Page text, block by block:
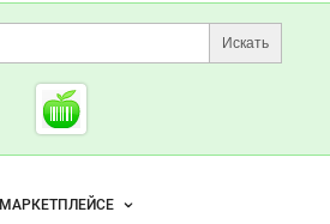
информация
Поиск по сайту и
Искать
Cсылки на полезные
Foodretail.ru
— продукты
и контакты